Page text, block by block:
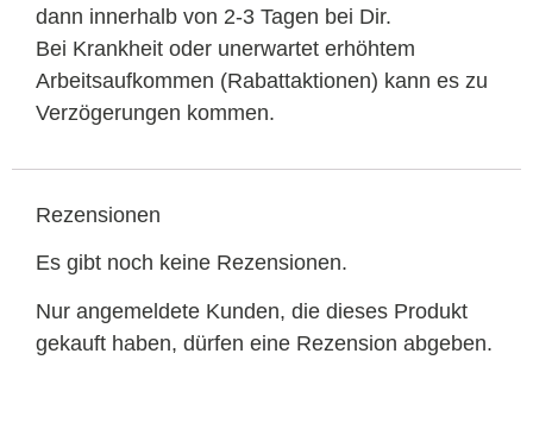
dann innerhalb von 2-3 Tagen bei Dir.
Bei Krankheit oder unerwartet erhöhtem
Arbeitsaufkommen (Rabattaktionen) kann es zu
Verzögerungen kommen.
Rezensionen
Es gibt noch keine Rezensionen.
Nur angemeldete Kunden, die dieses Produkt
gekauft haben, dürfen eine Rezension abgeben.